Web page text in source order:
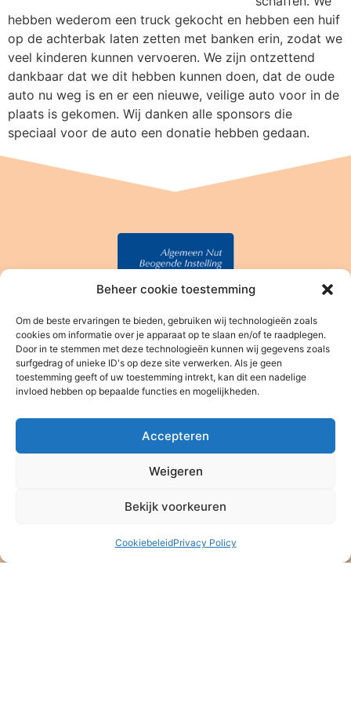
Beheer cookie toestemming
Om de beste ervaringen te bieden, gebruiken wij technologieën zoals
cookies om informatie over je apparaat op te slaan en/of te raadplegen.
Door in te stemmen met deze technologieën kunnen wij gegevens zoals
surfgedrag of unieke ID's op deze site verwerken. Als je geen
toestemming geeft of uw toestemming intrekt, kan dit een nadelige
invloed hebben op bepaalde functies en mogelijkheden.
Accepteren
Weigeren
Bekijk voorkeuren
CookiebeleidPrivacy Policy
hebben wederom een truck gekocht en hebben een huif
op de achterbak laten zetten met banken erin, zodat we
veel kinderen kunnen vervoeren. We zijn ontzettend
dankbaar dat we dit hebben kunnen doen, dat de oude
auto nu weg is en er een nieuwe, veilige auto voor in de
plaats is gekomen. Wij danken alle sponsors die
speciaal voor de auto een donatie hebben gedaan.
Stichting Baan Phak Phing
NL47 ABNA 0514 4992 57
ANBI – Algemeen Nut Beogende Instelling
KVK: 08164889
Stichting Baan Phak Phing
Veldkersmeen 61
3844RE Harderwijk
T. +31 6 16 48 75 21